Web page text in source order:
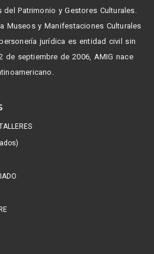
del Patrimonio y Gestores Culturales.
Museos y Manifestaciones Culturales
jurídica es entidad civil sin
de septiembre de 2006, AMIG nace